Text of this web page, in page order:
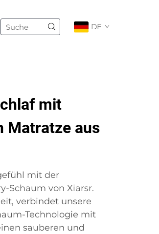
DE
mit
Matratze aus
mit der
Schaum von Xiarsr.
verbindet unsere
Technologie mit
sauberen und